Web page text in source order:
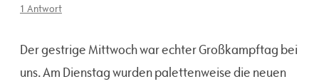
1 Antwort
Der gestrige Mittwoch war echter Großkampftag bei
uns. Am Dienstag wurden palettenweise die neuen